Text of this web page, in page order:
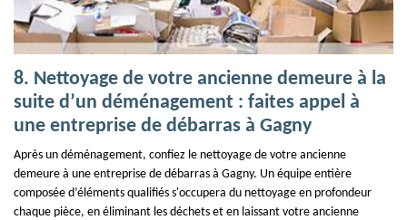
8. Nettoyage de votre ancienne demeure à la
suite d’un déménagement : faites appel à
une entreprise de débarras à Gagny
Après un déménagement, confiez le nettoyage de votre ancienne
demeure à une entreprise de débarras à Gagny. Un équipe entière
composée d’éléments qualifiés s'occupera du nettoyage en profondeur
chaque pièce, en éliminant les déchets et en laissant votre ancienne